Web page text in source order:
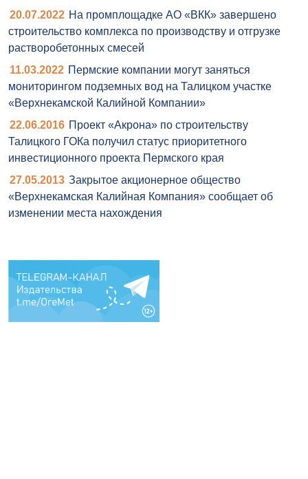
20.07.2022 На промплощадке АО «ВКК» завершено
строительство комплекса по производству и отгрузке
растворобетонных смесей
11.03.2022 Пермские компании могут заняться
мониторингом подземных вод на Талицком участке
«Верхнекамской Калийной Компании»
22.06.2016 Проект «Акрона» по строительству
Талицкого ГОКа получил статус приоритетного
инвестиционного проекта Пермского края
27.05.2013 Закрытое акционерное общество
«Верхнекамская Калийная Компания» сообщает об
изменении места нахождения